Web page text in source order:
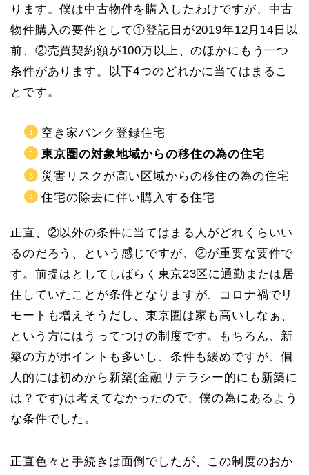
ります。僕は中古物件を購入したわけですが、中古
物件購入の要件として①登記日が2019年12月14日以
前、②売買契約額が100万以上、のほかにもう一つ
条件があります。以下4つのどれかに当てはまるこ
とです。
空き家バンク登録住宅
東京圏の対象地域からの移住の為の住宅
災害リスクが高い区域からの移住の為の住宅
住宅の除去に伴い購入する住宅
正直、②以外の条件に当てはまる人がどれくらいい
るのだろう、という感じですが、②が重要な要件で
す。前提はとしてしばらく東京23区に通勤または居
住していたことが条件となりますが、コロナ禍でリ
モートも増えそうだし、東京圏は家も高いしなぁ、
という方にはうってつけの制度です。もちろん、新
築の方がポイントも多いし、条件も緩めですが、個
人的には初めから新築(金融リテラシー的にも新築に
は？です)は考えてなかったので、僕の為にあるよう
な条件でした。
正直色々と手続きは面倒でしたが、この制度のおか